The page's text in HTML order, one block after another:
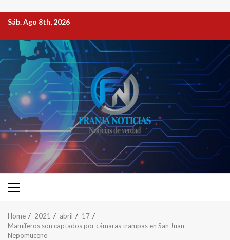
Sáb. Ago 8th, 2026
Home 2021 abril
17
Mamíferos son captados por cámaras trampas en San Juan
Nepomuceno